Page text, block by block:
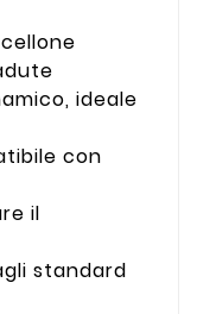
ideale
con
il
standard